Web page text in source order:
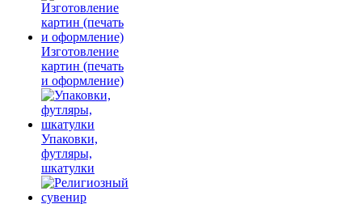
Изготовление
картин (печать
и оформление)
Упаковки,
футляры,
шкатулки